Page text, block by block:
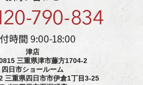
津店
三重県津市藤方1704-2
四日市ショールーム
三重県四日市市伊倉1丁目3-25